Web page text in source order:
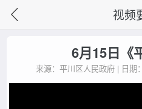
视频
6月15日《
来源：平川区人民政府 | 日期